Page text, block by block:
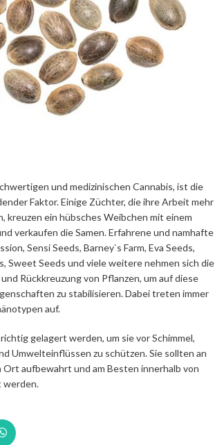
und medizinischen Cannabis, ist die
Faktor. Einige Züchter, die ihre Arbeit mehr
kreuzen ein hübsches Weibchen mit einem
verkaufen die Samen. Erfahrene und namhafte
Sensi Seeds, Barney`s Farm, Eva Seeds,
Sweet Seeds und viele weitere nehmen sich die
Rückkreuzung von Pflanzen, um auf diese
zu stabilisieren. Dabei treten immer
auf.
gelagert werden, um sie vor Schimmel,
Umwelteinflüssen zu schützen. Sie sollten an
Ort aufbewahrt und am Besten innerhalb von
werden.